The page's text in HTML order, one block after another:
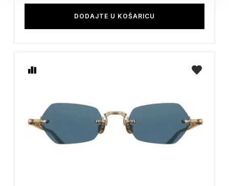
DODAJTE U KOŠARICU